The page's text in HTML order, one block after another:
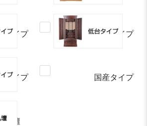
タイプ 低台タイプ
タイプ 国産タイプ
仏壇